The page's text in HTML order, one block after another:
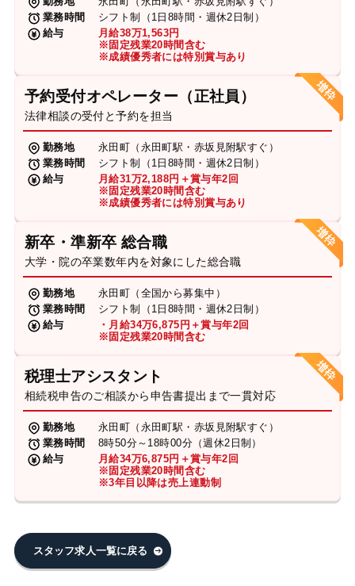
業務時間
シフト制（1日8時間・週休2日制）
給与
月給38万1,563円
※固定残業20時間含む
※成績優秀者には特別賞与あり
予約受付オペレーター（正社員）
法律相談の受付と予約を担当
勤務地
永田町（永田町駅・赤坂見附駅すぐ）
業務時間
シフト制（1日8時間・週休2日制）
給与
月給31万2,188円＋賞与年2回
※固定残業20時間含む
※成績優秀者には特別賞与あり
新卒・準新卒 総合職
大学・院の卒業数年内を対象にした総合職
勤務地
永田町（全国から募集中）
業務時間
シフト制（1日8時間・週休2日制）
給与
・月給34万6,875円＋賞与年2回
※固定残業20時間含む
税理士アシスタント
相続税申告のご相談から申告書提出まで一貫対応
勤務地
永田町（永田町駅・赤坂見附駅すぐ）
業務時間
8時50分～18時00分（週休2日制）
給与
月給34万6,875円＋賞与年2回
※固定残業20時間含む
※3年目以降は売上連動制
スタッフ求人一覧に戻る